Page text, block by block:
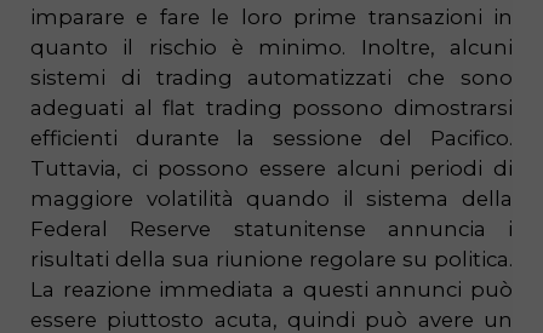
imparare e fare le loro prime transazioni in
quanto il rischio è minimo. Inoltre, alcuni
sistemi di trading automatizzati che sono
adeguati al flat trading possono dimostrarsi
efficienti durante la sessione del Pacifico.
Tuttavia, ci possono essere alcuni periodi di
maggiore volatilità quando il sistema della
Federal Reserve statunitense annuncia i
risultati della sua riunione regolare su politica.
La reazione immediata a questi annunci può
essere piuttosto acuta, quindi può avere un